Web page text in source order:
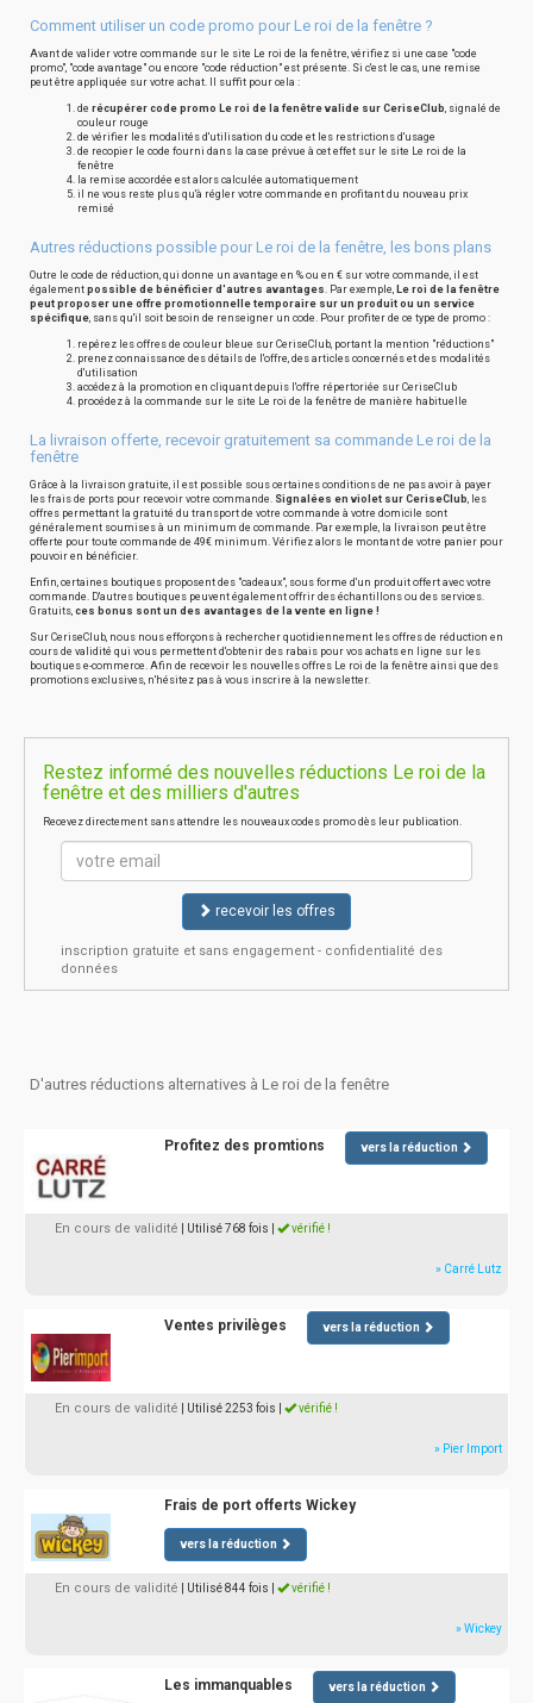
Comment utiliser un code promo pour Le roi de la fenêtre ?
Avant de valider votre commande sur le site Le roi de la fenêtre, vérifiez si une case "code
promo", "code avantage" ou encore "code réduction" est présente. Si c'est le cas, une remise
peut être appliquée sur votre achat. Il suffit pour cela :
de récupérer code promo Le roi de la fenêtre valide sur CeriseClub, signalé de
couleur rouge
de vérifier les modalités d'utilisation du code et les restrictions d'usage
de recopier le code fourni dans la case prévue à cet effet sur le site Le roi de la
fenêtre
la remise accordée est alors calculée automatiquement
il ne vous reste plus qu'à régler votre commande en profitant du nouveau prix
remisé
Autres réductions possible pour Le roi de la fenêtre, les bons plans
Outre le code de réduction, qui donne un avantage en % ou en € sur votre commande, il est
également possible de bénéficier d'autres avantages. Par exemple, Le roi de la fenêtre
peut proposer une offre promotionnelle temporaire sur un produit ou un service
spécifique, sans qu'il soit besoin de renseigner un code. Pour profiter de ce type de promo :
repérez les offres de couleur bleue sur CeriseClub, portant la mention "réductions"
prenez connaissance des détails de l'offre, des articles concernés et des modalités
d'utilisation
accédez à la promotion en cliquant depuis l'offre répertoriée sur CeriseClub
procédez à la commande sur le site Le roi de la fenêtre de manière habituelle
La livraison offerte, recevoir gratuitement sa commande Le roi de la
fenêtre
Grâce à la livraison gratuite, il est possible sous certaines conditions de ne pas avoir à payer
les frais de ports pour recevoir votre commande. Signalées en violet sur CeriseClub, les
offres permettant la gratuité du transport de votre commande à votre domicile sont
généralement soumises à un minimum de commande. Par exemple, la livraison peut être
offerte pour toute commande de 49€ minimum. Vérifiez alors le montant de votre panier pour
pouvoir en bénéficier.
Enfin, certaines boutiques proposent des "cadeaux", sous forme d'un produit offert avec votre
commande. D'autres boutiques peuvent également offrir des échantillons ou des services.
Gratuits, ces bonus sont un des avantages de la vente en ligne !
Sur CeriseClub, nous nous efforçons à rechercher quotidiennement les offres de réduction en
cours de validité qui vous permettent d'obtenir des rabais pour vos achats en ligne sur les
boutiques e-commerce. Afin de recevoir les nouvelles offres Le roi de la fenêtre ainsi que des
promotions exclusives, n'hésitez pas à vous inscrire à la newsletter.
Restez informé des nouvelles réductions Le roi de la
fenêtre et des milliers d'autres
Recevez directement sans attendre les nouveaux codes promo dès leur publication.
recevoir les offres
inscription gratuite et sans engagement - confidentialité des
données
D'autres réductions alternatives à Le roi de la fenêtre
Profitez des promtions vers la réduction
En cours de validité | Utilisé 768 fois vérifié !
» Carré Lutz
Ventes privilèges vers la réduction
En cours de validité | Utilisé 2253 fois vérifié !
» Pier Import
Frais de port offerts Wickey
vers la réduction
En cours de validité | Utilisé 844 fois vérifié !
» Wickey
Les immanquables vers la réduction